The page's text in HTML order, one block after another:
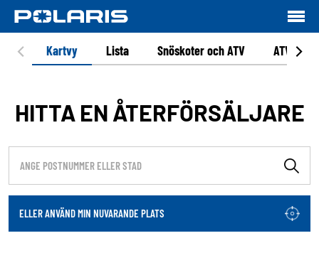
Kartvy Lista Snöskoter och ATV ATV
HITTA EN ÅTERFÖRSÄLJARE
ELLER ANVÄND MIN NUVARANDE PLATS